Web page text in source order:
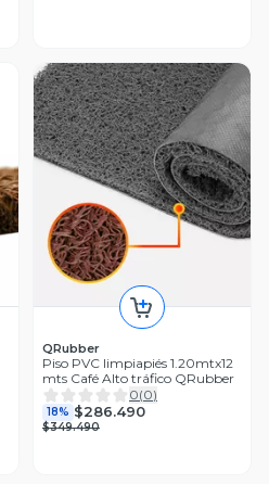
QRubber
Piso PVC limpiapiés 1.20mtx12
mts Café Alto tráfico QRubber
0(0)
18% $286.490
$349.490